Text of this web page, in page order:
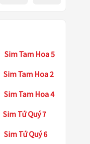
Sim Tam Hoa 5
Sim Tam Hoa 2
Sim Tam Hoa 4
Sim Tứ Quý 7
Sim Tứ Quý 6